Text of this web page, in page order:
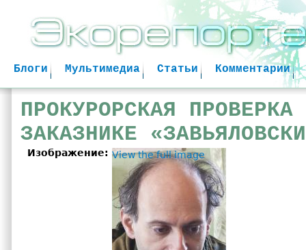
Комментарии
Статьи
Мультимедиа
Блоги
ПРОКУРОРСКАЯ ПРОВЕРКА
ЗАКАЗНИКЕ
Изображение: View the full image